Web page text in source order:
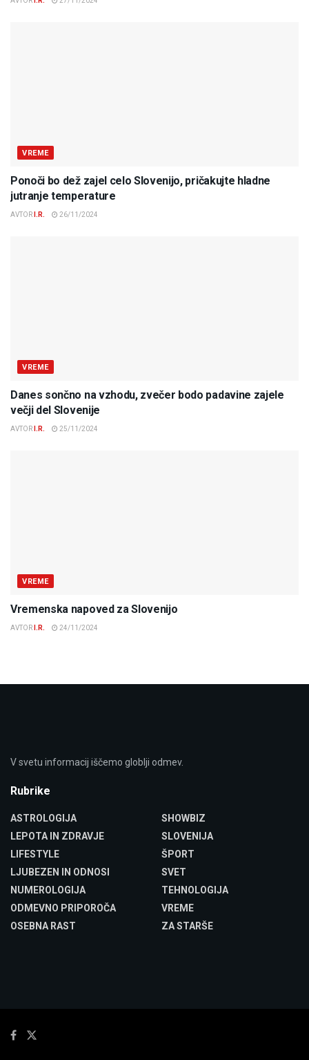
VREME
Ponoči bo dež zajel celo Slovenijo, pričakujte hladne
jutranje temperature
AVTOR I.R. 26/11/2024
VREME
Danes sončno na vzhodu, zvečer bodo padavine zajele
večji del Slovenije
AVTOR I.R. 25/11/2024
VREME
Vremenska napoved za Slovenijo
AVTOR I.R. 24/11/2024
V svetu informacij iščemo globlji odmev.
Rubrike
ASTROLOGIJA
LEPOTA IN ZDRAVJE
LIFESTYLE
LJUBEZEN IN ODNOSI
NUMEROLOGIJA
ODMEVNO PRIPOROČA
OSEBNA RAST
SHOWBIZ
SLOVENIJA
ŠPORT
SVET
TEHNOLOGIJA
VREME
ZA STARŠE